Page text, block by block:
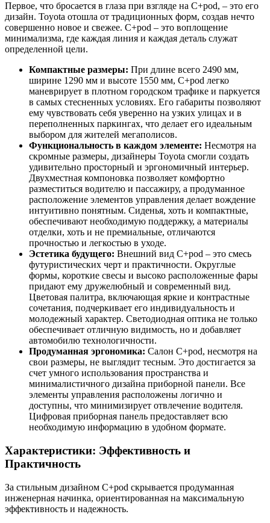
Первое, что бросается в глаза при взгляде на C+pod, – это его
дизайн. Toyota отошла от традиционных форм, создав нечто
совершенно новое и свежее. C+pod – это воплощение
минимализма, где каждая линия и каждая деталь служат
определенной цели.
Компактные размеры: При длине всего 2490 мм,
ширине 1290 мм и высоте 1550 мм, C+pod легко
маневрирует в плотном городском трафике и паркуется
в самых стесненных условиях. Его габариты позволяют
ему чувствовать себя уверенно на узких улицах и в
переполненных паркингах, что делает его идеальным
выбором для жителей мегаполисов.
Функциональность в каждом элементе: Несмотря на
скромные размеры, дизайнеры Toyota смогли создать
удивительно просторный и эргономичный интерьер.
Двухместная компоновка позволяет комфортно
разместиться водителю и пассажиру, а продуманное
расположение элементов управления делает вождение
интуитивно понятным. Сиденья, хоть и компактные,
обеспечивают необходимую поддержку, а материалы
отделки, хоть и не премиальные, отличаются
прочностью и легкостью в уходе.
Эстетика будущего: Внешний вид C+pod – это смесь
футуристических черт и практичности. Округлые
формы, короткие свесы и высоко расположенные фары
придают ему дружелюбный и современный вид.
Цветовая палитра, включающая яркие и контрастные
сочетания, подчеркивает его индивидуальность и
молодежный характер. Светодиодная оптика не только
обеспечивает отличную видимость, но и добавляет
автомобилю технологичности.
Продуманная эргономика: Салон C+pod, несмотря на
свои размеры, не выглядит тесным. Это достигается за
счет умного использования пространства и
минималистичного дизайна приборной панели. Все
элементы управления расположены логично и
доступны, что минимизирует отвлечение водителя.
Цифровая приборная панель предоставляет всю
необходимую информацию в удобном формате.
Характеристики: Эффективность и
Практичность
За стильным дизайном C+pod скрывается продуманная
инженерная начинка, ориентированная на максимальную
эффективность и надежность.